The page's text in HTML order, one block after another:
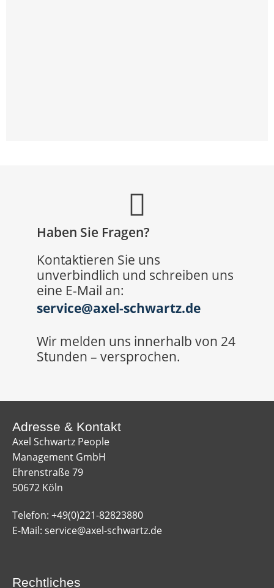
Haben Sie Fragen?
Kontaktieren Sie uns
unverbindlich und schreiben uns
eine E-Mail an:
service@axel-schwartz.de
Wir melden uns innerhalb von 24
Stunden – versprochen.
Adresse & Kontakt​
Axel Schwartz People
Management GmbH
Ehrenstraße 79
50672 Köln
Telefon: +49(0)221-82823880
E-Mail: service@axel-schwartz.de
Rechtliches